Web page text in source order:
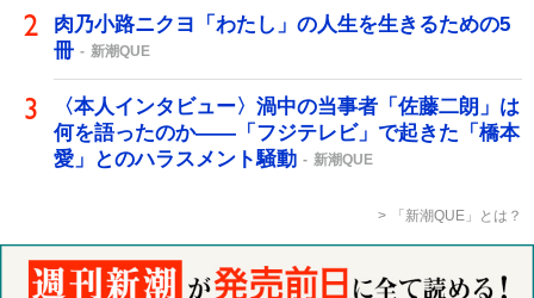
肉乃小路ニクヨ「わたし」の人生を生きるための5
冊
新潮QUE
〈本人インタビュー〉渦中の当事者「佐藤二朗」は
何を語ったのか――「フジテレビ」で起きた「橋本
愛」とのハラスメント騒動
新潮QUE
「新潮QUE」とは？